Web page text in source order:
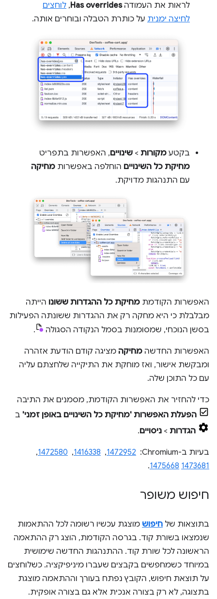
לראות את העמודהHas overrides
, לוחצים
לחיצה ימנית על כותרת הטבלה ובוחרים אותה.
בקטע מקורות > שינויים, האפשרות בתפריט
מחיקת כל השינויים הוחלפה באפשרות מחיקה
עם התנהגות מדויקת.
האפשרות הקודמת מחיקת כל ההגדרות ששונו הייתה
מבלבלת כי היא מחקה רק את ההגדרות ששונתה הפעילות
בסשן הנוכחי, שמסומנות בסמל הנקודה הסגולה
.
האפשרות החדשה מחיקה מציגה קודם הודעת אזהרה
ומבקשת אישור, ואז מוחקת את התיקייה שלחצתם עליה
עם כל התוכן שלה.
כדי להחזיר את האפשרות הקודמת, מסמנים את התיבה
הפעלת האפשרות 'מחיקת כל השינויים באופן זמני' ב
הגדרות > ניסויים.
בעיות ב-Chromium: ‏ 1472952
, ‏
1416338
, ‏
1472580
, ‏
1473681
1475668
.
חיפוש משופר
בתוצאות של חיפוש מוצגת עכשיו רשומה לכל ההתאמות
שנמצאו בשורת קוד. בגרסה הקודמת, הוצג רק ההתאמה
הראשונה לכל שורת קוד. ההתנהגות החדשה שימושית
במיוחד כשמחפשים בקבצים שעברו מיניפיקציה. כשלוחצים
על תוצאת חיפוש, הקובץ נפתח בעורך וההתאמה מוצגת
בתצוגה, לא רק בצורה אנכית אלא גם בצורה אופקית.